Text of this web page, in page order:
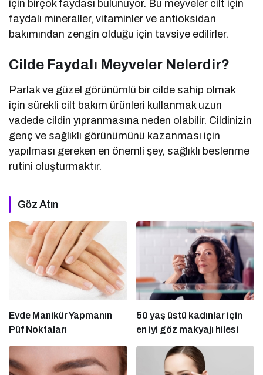
için birçok faydası bulunuyor. Bu meyveler cilt için
faydalı mineraller, vitaminler ve antioksidan
bakımından zengin olduğu için tavsiye edilirler.
Cilde Faydalı Meyveler Nelerdir?
Parlak ve güzel görünümlü bir cilde sahip olmak
için sürekli cilt bakım ürünleri kullanmak uzun
vadede cildin yıpranmasına neden olabilir. Cildinizin
genç ve sağlıklı görünümünü kazanması için
yapılması gereken en önemli şey, sağlıklı beslenme
rutini oluşturmaktır.
Göz Atın
Evde Manikür Yapmanın
Püf Noktaları
50 yaş üstü kadınlar için
en iyi göz makyajı hilesi